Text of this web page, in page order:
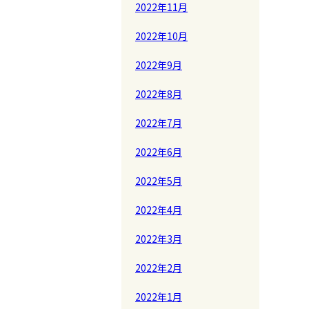
2022年11月
2022年10月
2022年9月
2022年8月
2022年7月
2022年6月
2022年5月
2022年4月
2022年3月
2022年2月
2022年1月